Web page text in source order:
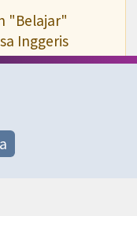
"Belajar"
Inggeris